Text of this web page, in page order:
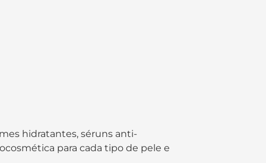
hidratantes, séruns anti-
para cada tipo de pele e